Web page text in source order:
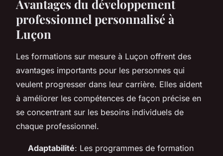
Avantages du développement
professionnel personnalisé à
Luçon
Les formations sur mesure à Luçon offrent des
avantages importants pour les personnes qui
veulent progresser dans leur carrière. Elles aident
à améliorer les compétences de façon précise en
se concentrant sur les besoins individuels de
chaque professionnel.
Adaptabilité: Les programmes de formation